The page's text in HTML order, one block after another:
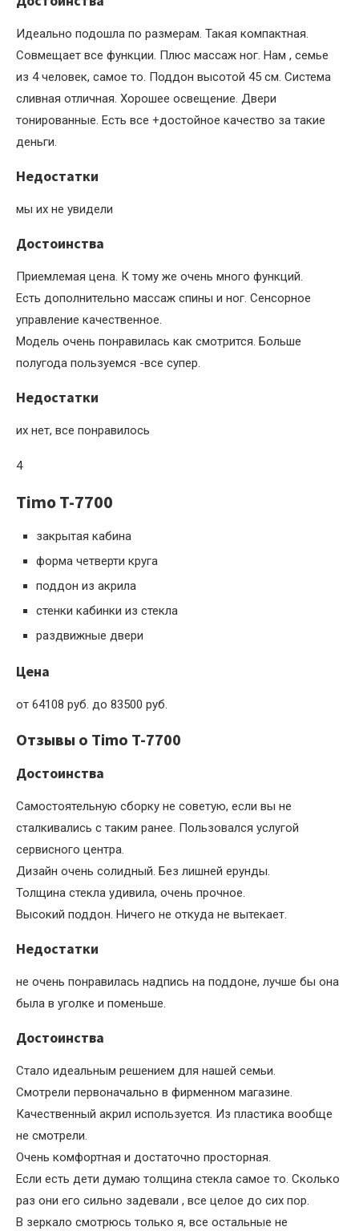
Идеально подошла по размерам. Такая компактная.
Совмещает все функции. Плюс массаж ног. Нам , семье
из 4 человек, самое то. Поддон высотой 45 см. Система
сливная отличная. Хорошее освещение. Двери
тонированные. Есть все +достойное качество за такие
деньги.
Недостатки
мы их не увидели
Достоинства
Приемлемая цена. К тому же очень много функций.
Есть дополнительно массаж спины и ног. Сенсорное
управление качественное.
Модель очень понравилась как смотрится. Больше
полугода пользуемся -все супер.
Недостатки
их нет, все понравилось
4
Timo T-7700
закрытая кабина
форма четверти круга
поддон из акрила
стенки кабинки из стекла
раздвижные двери
Цена
от 64108 руб. до 83500 руб.
Отзывы о Timo T-7700
Достоинства
Самостоятельную сборку не советую, если вы не
сталкивались с таким ранее. Пользовался услугой
сервисного центра.
Дизайн очень солидный. Без лишней ерунды.
Толщина стекла удивила, очень прочное.
Высокий поддон. Ничего не откуда не вытекает.
Недостатки
не очень понравилась надпись на поддоне, лучше бы она
была в уголке и поменьше.
Достоинства
Стало идеальным решением для нашей семьи.
Смотрели первоначально в фирменном магазине.
Качественный акрил используется. Из пластика вообще
не смотрели.
Очень комфортная и достаточно просторная.
Если есть дети думаю толщина стекла самое то. Сколько
раз они его сильно задевали , все целое до сих пор.
В зеркало смотрюсь только я, все остальные не